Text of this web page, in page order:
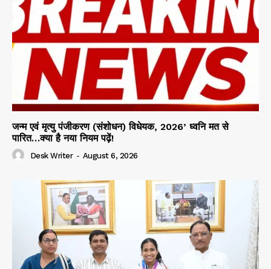
जन्म एवं मृत्यु पंजीकरण (संशोधन) विधेयक, 2026’ ध्वनि मत से
पारित…क्या है नया नियम पढ़ें!
Desk Writer - August 6, 2026